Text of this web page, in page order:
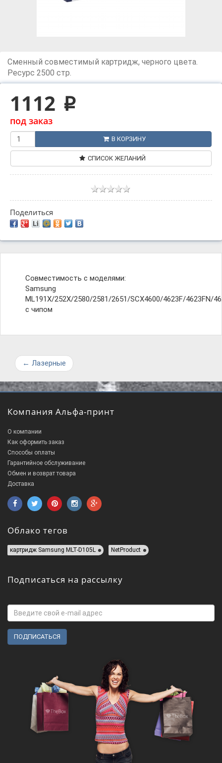
Сменный совместимый картридж, черного цвета.
Ресурс 2500 стр.
1112 p
под заказ
В КОРЗИНУ
СПИСОК ЖЕЛАНИЙ
Поделиться
Совместимость с моделями:
Samsung
ML191X/252X/2580/2581/2651/SCX4600/4623F/4623FN/
с чипом
← Лазерные
Компания Альфа-принт
О компании
Как оформить заказ
Способы оплаты
Гарантийное обслуживание
Обмен и возврат товара
Доставка
Облако тегов
картридж Samsung MLT-D105L NetProduct
Подписаться на рассылку